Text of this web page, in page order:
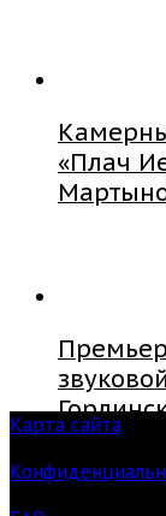
«Плач
Карта сайта